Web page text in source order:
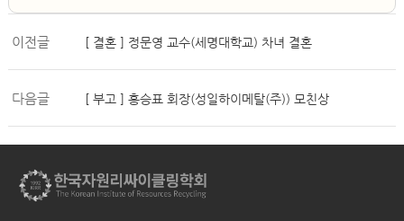
이전글 [ 결혼 ] 정문영 교수(세명대학교) 차녀 결혼
다음글 [ 부고 ] 홍승표 회장(성일하이메탈(주)) 모친상